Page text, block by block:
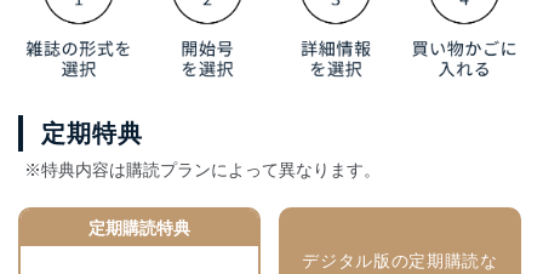
定期特典
※特典内容は購読プランによって異なります。
定期購読特典
デジタル版の定期購読な